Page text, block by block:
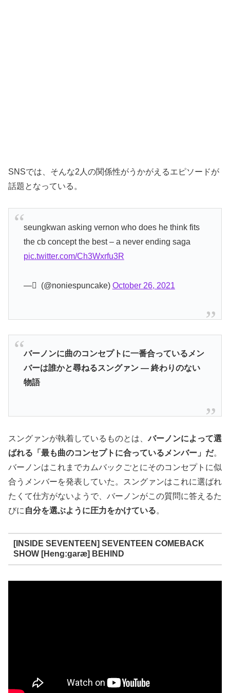
SNSでは、そんな2人の関係性がうかがえるエピソードが
話題となっている。
seungkwan asking vernon who does he think fits
the cb concept the best – a never ending saga
pic.twitter.com/Ch3Wxrfu3R
— ً (@noniespuncake) October 26, 2021
バーノンに曲のコンセプトに一番合っているメン
バーは誰かと尋ねるスングァン ― 終わりのない
物語
スングァンが執着しているものとは、バーノンによって選
ばれる「最も曲のコンセプトに合っているメンバー」だ。
バーノンはこれまでカムバックごとにそのコンセプトに似
合うメンバーを発表していた。スングァンはこれに選ばれ
たくて仕方がないようで、バーノンがこの質問に答えるた
びに 自分を選ぶように圧力をかけている。
[INSIDE SEVENTEEN] SEVENTEEN COMEBACK
SHOW [Heng:garæ] BEHIND